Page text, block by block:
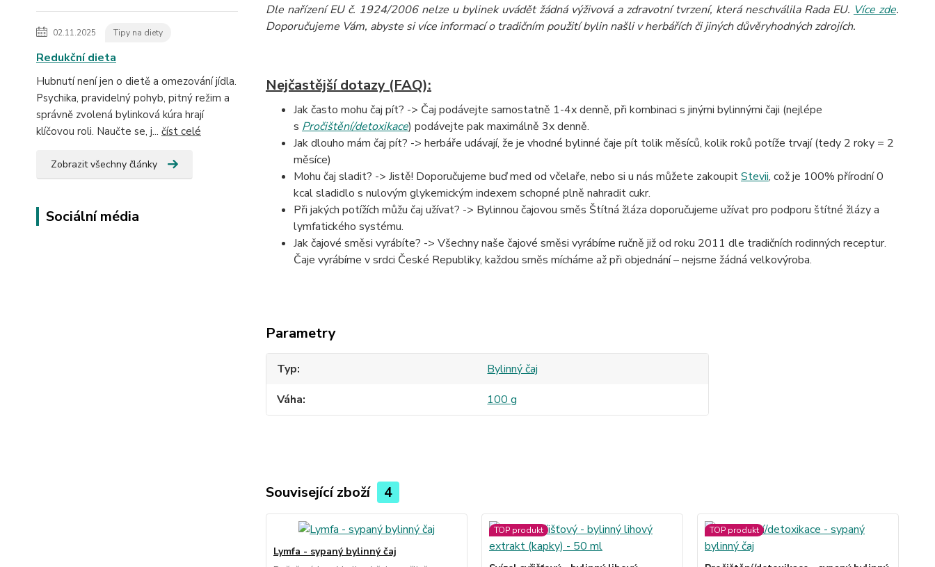
02.11.2025 Tipy na diety
Redukční dieta
Hubnutí není jen o dietě a omezování jídla.
Psychika, pravidelný pohyb, pitný režim a
správně zvolená bylinková kúra hrají
klíčovou roli. Naučte se, j... číst celé
Zobrazit všechny články
Sociální média
Dle nařízení EU č. 1924/2006 nelze u bylinek uvádět žádná výživová a zdravotní tvrzení, která neschválila Rada EU. Více zde.
Doporučujeme Vám, abyste si více informací o tradičním použití bylin našli v herbářích či jiných důvěryhodných zdrojích.
Nejčastější dotazy (FAQ):
Jak často mohu čaj pít? -> Čaj podávejte samostatně 1-4x denně, při kombinaci s jinými bylinnými čaji (nejlépe
s Pročištění/detoxikace) podávejte pak maximálně 3x denně.
Jak dlouho mám čaj pít? -> herbáře udávají, že je vhodné bylinné čaje pít tolik měsíců, kolik roků potíže trvají (tedy 2 roky = 2
měsíce)
Mohu čaj sladit? -> Jistě! Doporučujeme buď med od včelaře, nebo si u nás můžete zakoupitStevii, což je 100% přírodní 0
kcal sladidlo s nulovým glykemickým indexem schopné plně nahradit cukr.
Při jakých potížích můžu čaj užívat? -> Bylinnou čajovou směs Štítná žláza doporučujeme užívat pro podporu štítné žlázy a
lymfatického systému.
Jak čajové směsi vyrábíte? -> Všechny naše čajové směsi vyrábíme ručně již od roku 2011 dle tradičních rodinných receptur.
Čaje vyrábíme v srdci České Republiky, každou směs mícháme až při objednání – nejsme žádná velkovýroba.
Parametry
Typ
Bylinný čaj
Váha
100 g
Související zboží 4
Lymfa - sypaný bylinný čaj
TOP produkt TOP produkt